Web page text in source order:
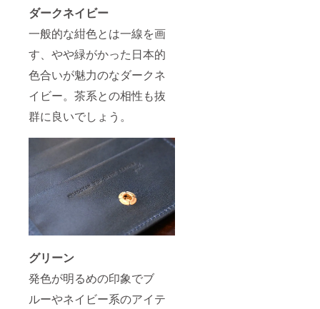
ダークネイビー
一般的な紺色とは一線を画
す、やや緑がかった日本的
色合いが魅力のなダークネ
イビー。茶系との相性も抜
群に良いでしょう。
グリーン
発色が明るめの印象でブ
ルーやネイビー系のアイテ